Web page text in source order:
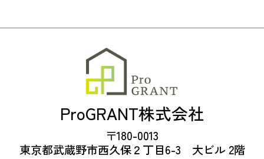
ProGRANT株式会社
〒180-0013
東京都武蔵野市西久保２丁目6-3 大ビル 2階